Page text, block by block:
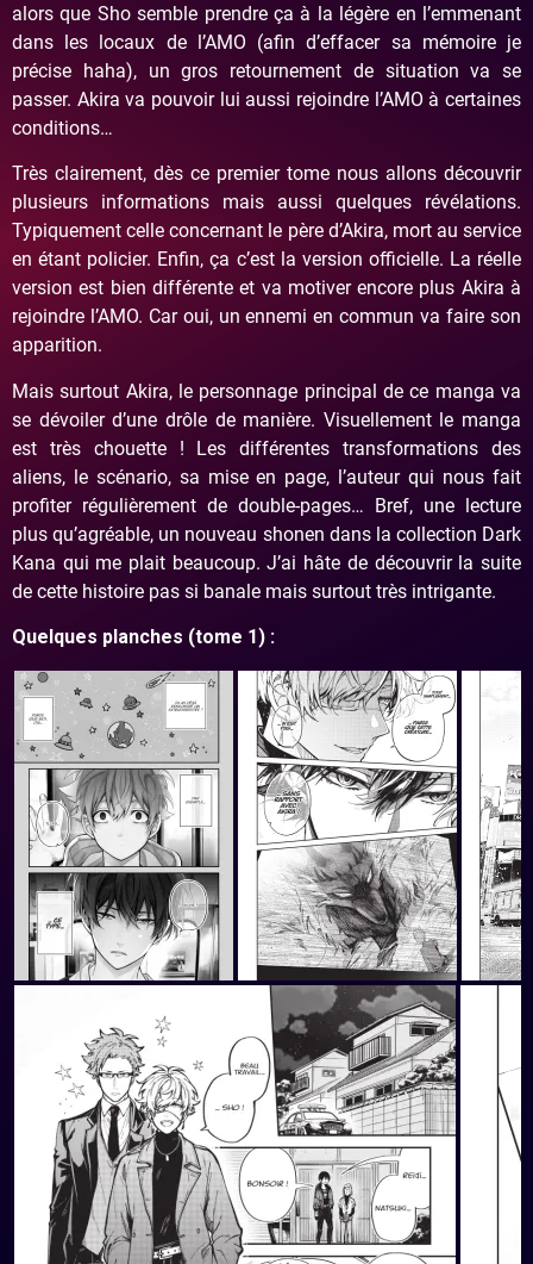
alors que Sho semble prendre ça à la légère en l’emmenant
dans les locaux de l’AMO (afin d’effacer sa mémoire je
précise haha), un gros retournement de situation va se
passer. Akira va pouvoir lui aussi rejoindre l’AMO à certaines
conditions…
Très clairement, dès ce premier tome nous allons découvrir
plusieurs informations mais aussi quelques révélations.
Typiquement celle concernant le père d’Akira, mort au service
en étant policier. Enfin, ça c’est la version officielle. La réelle
version est bien différente et va motiver encore plus Akira à
rejoindre l’AMO. Car oui, un ennemi en commun va faire son
apparition.
Mais surtout Akira, le personnage principal de ce manga va
se dévoiler d’une drôle de manière. Visuellement le manga
est très chouette ! Les différentes transformations des
aliens, le scénario, sa mise en page, l’auteur qui nous fait
profiter régulièrement de double-pages… Bref, une lecture
plus qu’agréable, un nouveau shonen dans la collection Dark
Kana qui me plait beaucoup. J’ai hâte de découvrir la suite
de cette histoire pas si banale mais surtout très intrigante.
Quelques planches (tome 1) :